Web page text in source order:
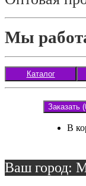
Мы
Каталог
Заказать
В
Ваш город: